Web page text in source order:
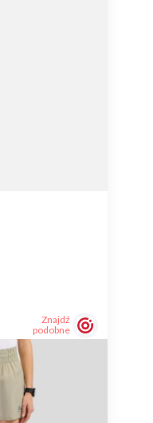
Znajdź
podobne